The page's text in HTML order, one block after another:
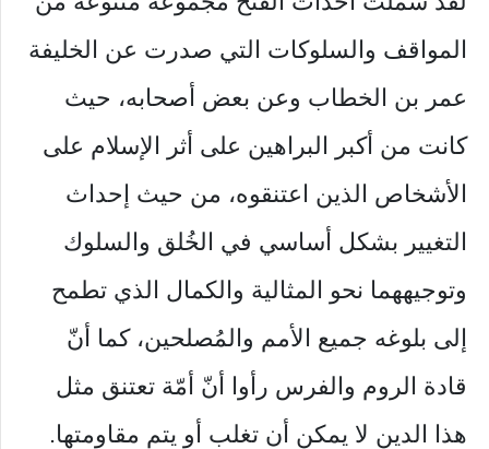
المواقف والسلوكات التي صدرت عن الخليفة
عمر بن الخطاب وعن بعض أصحابه، حيث
كانت من أكبر البراهين على أثر الإسلام على
الأشخاص الذين اعتنقوه، من حيث إحداث
التغيير بشكل أساسي في الخُلق والسلوك
وتوجيههما نحو المثالية والكمال الذي تطمح
إلى بلوغه جميع الأمم والمُصلحين، كما أنّ
قادة الروم والفرس رأوا أنّ أمّة تعتنق مثل
هذا الدين لا يمكن أن تغلب أو يتم مقاومتها.